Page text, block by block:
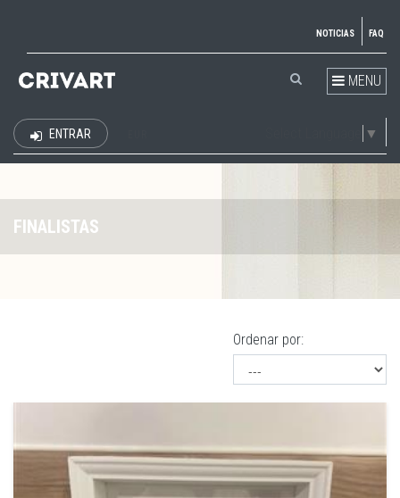
NOTICIAS FAQ
MENU
▼
ENTRAR
FINALISTAS
Ordenar por: